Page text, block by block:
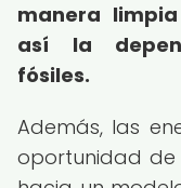
manera
así la
fósiles.
Además, las
oportunidad